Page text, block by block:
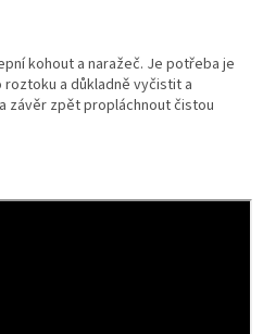
kohout a naražeč. Je potřeba je
a důkladně vyčistit a
závěr zpět propláchnout čistou